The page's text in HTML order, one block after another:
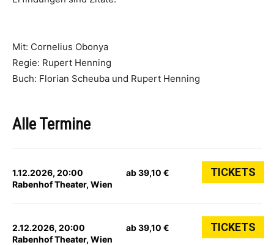
Mit: Cornelius Obonya
Regie: Rupert Henning
Buch: Florian Scheuba und Rupert Henning
Alle Termine
1.12.2026, 20:00
Rabenhof Theater, Wien
ab 39,10 € TICKETS
2.12.2026, 20:00
Rabenhof Theater, Wien
ab 39,10 € TICKETS